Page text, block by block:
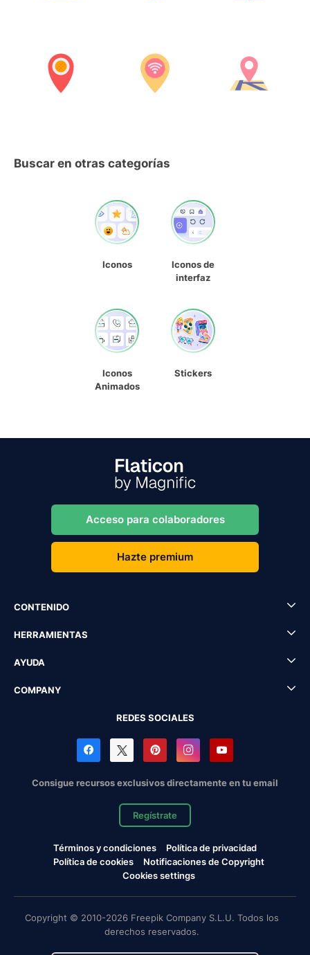
Buscar en otras categorías
Iconos
Iconos de
interfaz
Iconos
Animados
Stickers
Acceso para colaboradores
Hazte premium
CONTENIDO
HERRAMIENTAS
AYUDA
COMPANY
REDES SOCIALES
Consigue recursos exclusivos directamente en tu email
Regístrate
Términos y condiciones
Política de privacidad
Política de cookies
Notificaciones de Copyright
Cookies settings
Copyright © 2010-2026 Freepik Company S.L.U. Todos los
derechos reservados.